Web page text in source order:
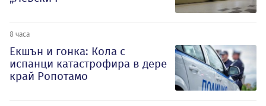
8 часа
Екшън и гонка: Кола с
испанци катастрофира в дере
край Ропотамо